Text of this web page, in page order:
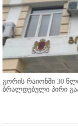
გორის რაიონში 30
ბრალდებული პირი